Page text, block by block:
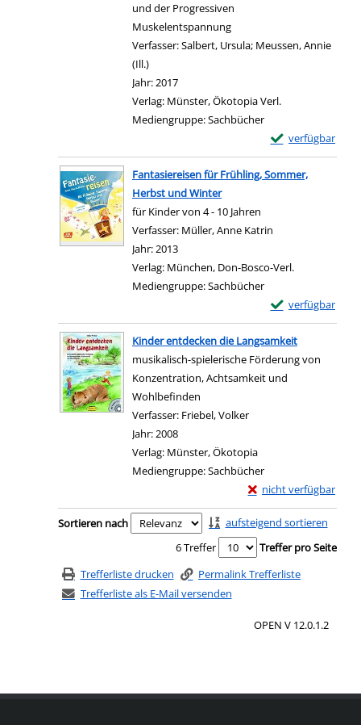
und der Progressiven
Muskelentspannung
Verfasser:Salbert, Ursula; Meussen, Annie
(Ill.)
Jahr:2017
Verlag: Münster, Ökotopia Verl.
Mediengruppe:Sachbücher
verfügbar
Exemplar-
Zum Download
Fantasiereisen für Frühling, Sommer,
Herbst und Winter
für Kinder von 4 - 10 Jahren
Verfasser: Müller, Anne Katrin
Jahr:2013
Verlag: München, Don-Bosco-Verl.
Mediengruppe:Sachbücher
verfügbar
Exemplar-
Zum Download
Kinder entdecken die Langsamkeit
musikalisch-spielerische Förderung von
Konzentration, Achtsamkeit und
Wohlbefinden
Verfasser: Friebel, Volker
Jahr:2008
Verlag: Münster, Ökotopia
Mediengruppe:Sachbücher
nicht verfügbar
Exemplar-Details von
Zum Download von
Zu den Suchfiltern springen
Sortieren nach
aufsteigend sortieren
6 Treffer
Treffer pro Seite
Trefferliste drucken
Permalink Trefferliste
Trefferliste als E-Mail versenden
OPEN V 12.0.1.2